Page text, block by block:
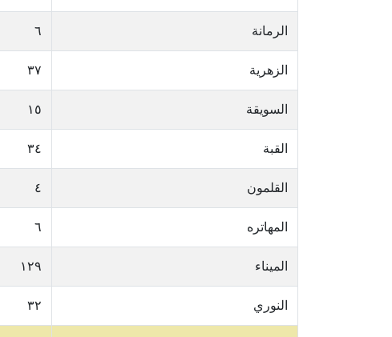
الرمانة ٦
الزهرية ٣٧
السويقة ١٥
القبة ٣٤
القلمون ٤
المهاتره ٦
الميناء ١٢٩
النوري ٣٢